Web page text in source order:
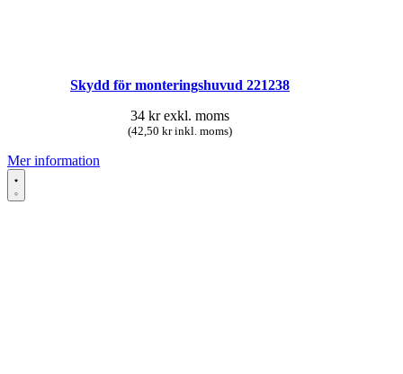
Skydd för monteringshuvud 221238
34 kr exkl. moms
(42,50 kr inkl. moms)
Mer information